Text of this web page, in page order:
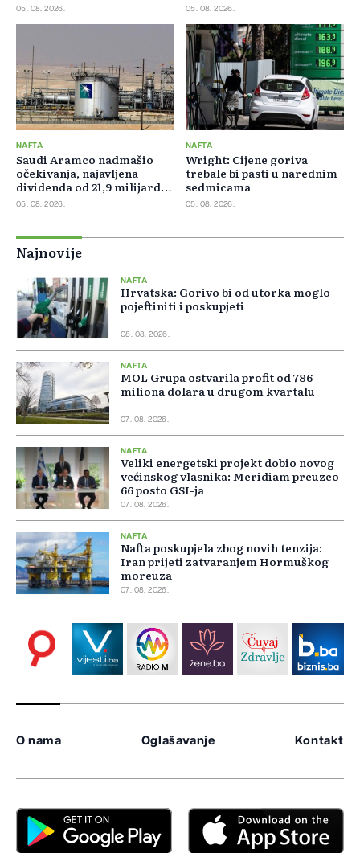
05. 08. 2026. 05. 08. 2026.
NAFTA
Saudi Aramco nadmašio
očekivanja, najavljena
dividenda od 21,9 milijardi
dolara
05. 08. 2026.
NAFTA
Wright: Cijene goriva
trebale bi pasti u narednim
sedmicama
05. 08. 2026.
Najnovije
NAFTA
Hrvatska: Gorivo bi od utorka moglo
pojeftiniti i poskupjeti
08. 08. 2026.
NAFTA
MOL Grupa ostvarila profit od 786
miliona dolara u drugom kvartalu
07. 08. 2026.
NAFTA
Veliki energetski projekt dobio novog
većinskog vlasnika: Meridiam preuzeo
66 posto GSI-ja
07. 08. 2026.
NAFTA
Nafta poskupjela zbog novih tenzija:
Iran prijeti zatvaranjem Hormuškog
moreuza
07. 08. 2026.
O nama Oglašavanje Kontakt